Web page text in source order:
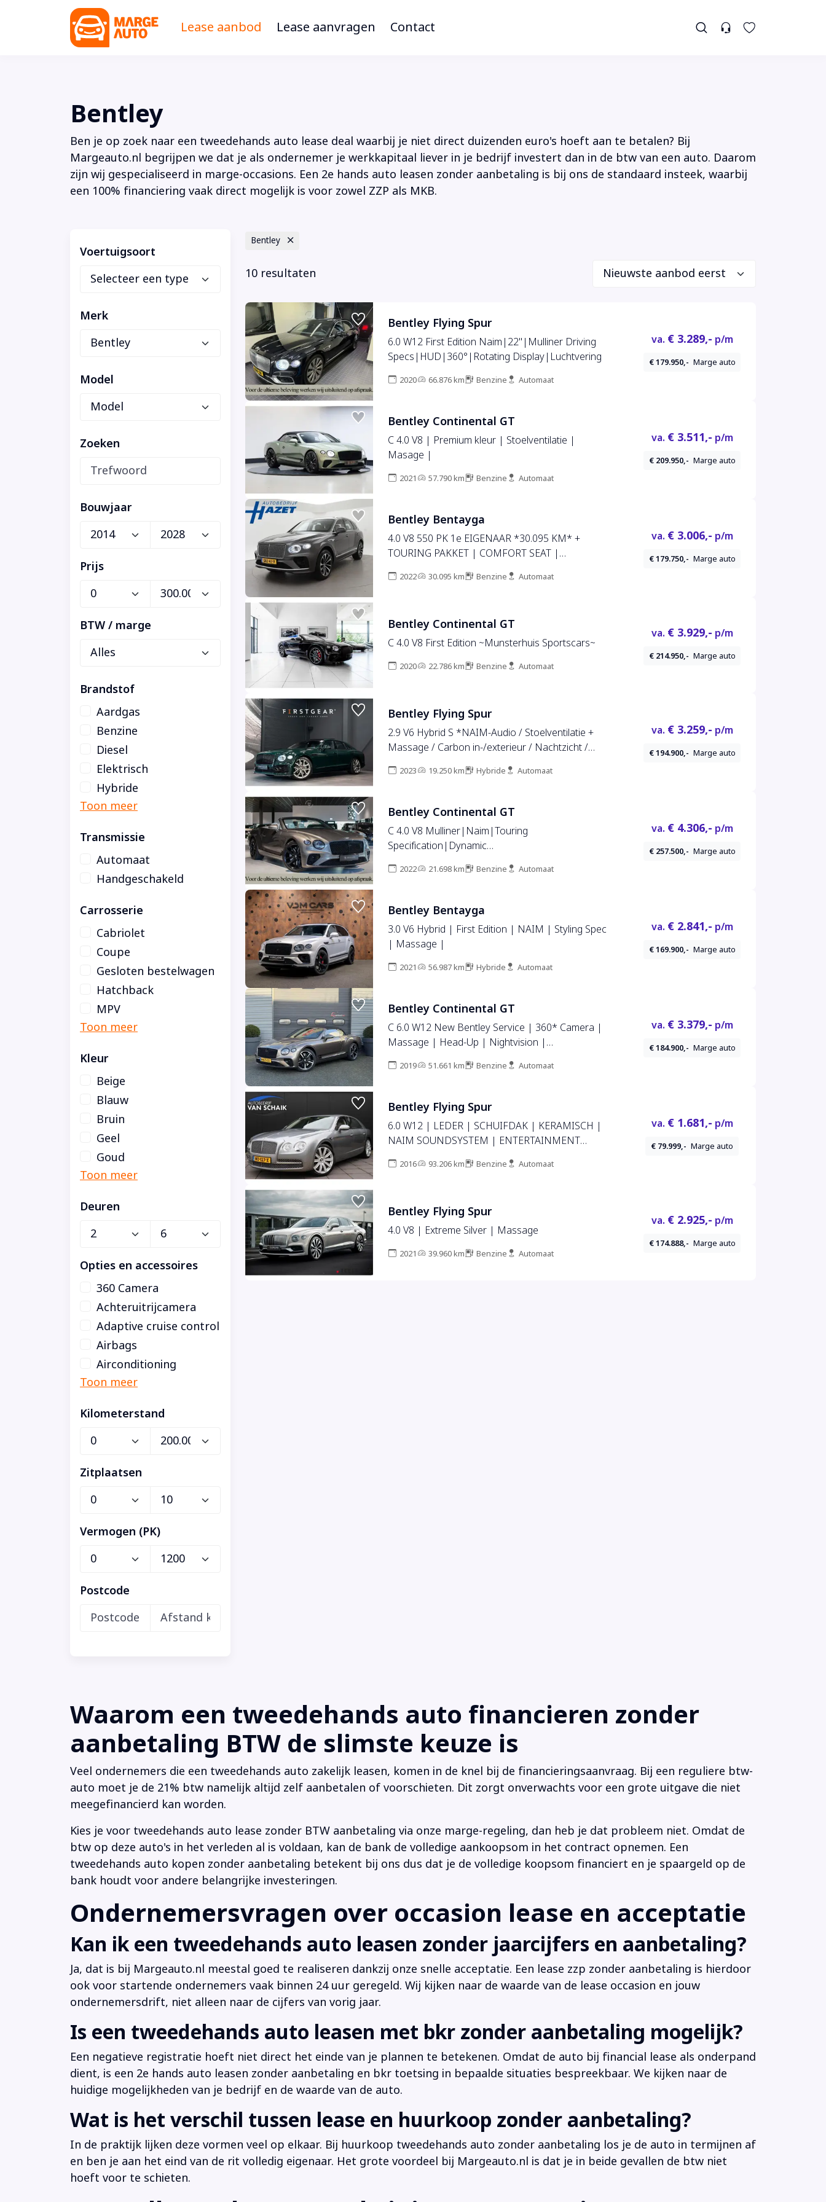
Lease aanbod Lease aanvragen Contact
Bentley
Ben je op zoek naar een tweedehands auto lease deal waarbij je niet direct duizenden euro's hoeft aan te betalen? Bij
Margeauto.nl begrijpen we dat je als ondernemer je werkkapitaal liever in je bedrijf investert dan in de btw van een auto. Daarom
zijn wij gespecialiseerd in marge-occasions. Een 2e hands auto leasen zonder aanbetaling is bij ons de standaard insteek, waarbij
een 100% financiering vaak direct mogelijk is voor zowel ZZP als MKB.
Voertuigsoort
Merk
Model
Zoeken
Bouwjaar
Prijs
BTW / marge
Brandstof
Aardgas
Benzine
Diesel
Elektrisch
Hybride
Transmissie
Automaat
Handgeschakeld
Carrosserie
Cabriolet
Coupe
Gesloten bestelwagen
Hatchback
MPV
Kleur
Beige
Blauw
Bruin
Geel
Goud
Deuren
Opties en accessoires
360 Camera
Achteruitrijcamera
Adaptive cruise control
Airbags
Airconditioning
Kilometerstand
Zitplaatsen
Vermogen (PK)
Postcode
Bentley
10 resultaten
Bentley Flying Spur
6.0 W12 First Edition Naim|22''|Mulliner Driving
Specs|HUD|360°|Rotating Display|Luchtvering
2020 66.876 km Benzine Automaat
va. € 3.289,- p/m
€ 179.950,- Marge auto
Bentley Continental GT
C 4.0 V8 | Premium kleur | Stoelventilatie |
Masage |
2021 57.790 km Benzine Automaat
va. € 3.511,- p/m
€ 209.950,- Marge auto
Bentley Bentayga
4.0 V8 550 PK 1e EIGENAAR *30.095 KM* +
TOURING PAKKET | COMFORT SEAT |
2022 30.095 km Benzine Automaat
va. € 3.006,- p/m
€ 179.750,- Marge auto
Bentley Continental GT
C 4.0 V8 First Edition ~Munsterhuis Sportscars~
2020 22.786 km Benzine Automaat
va. € 3.929,- p/m
€ 214.950,- Marge auto
Bentley Flying Spur
2.9 V6 Hybrid S *NAIM-Audio / Stoelventilatie +
Massage / Carbon in-/exterieur / Nachtzicht /
2023 19.250 km Hybride Automaat
va. € 3.259,- p/m
€ 194.900,- Marge auto
Bentley Continental GT
C 4.0 V8 Mulliner|Naim|Touring
Specification|Dynamic
ACC|360°|HUD
2022 21.698 km Benzine Automaat
va. € 4.306,- p/m
€ 257.500,- Marge auto
Bentley Bentayga
3.0 V6 Hybrid | First Edition | NAIM | Styling Spec
| Massage |
2021 56.987 km Hybride Automaat
va. € 2.841,- p/m
€ 169.900,- Marge auto
Bentley Continental GT
C 6.0 W12 New Bentley Service | 360* Camera |
Massage | Head-Up | Nightvision |
| DAB |
2019 51.661 km Benzine Automaat
va. € 3.379,- p/m
€ 184.900,- Marge auto
Bentley Flying Spur
6.0 W12 | LEDER | SCHUIFDAK | KERAMISCH |
NAIM SOUNDSYSTEM | ENTERTAINMENT
MASSAGE | CAMERA | AIRCO | CRUISE | NAVI |
2016 93.206 km Benzine Automaat
va. € 1.681,- p/m
€ 79.999,- Marge auto
Bentley Flying Spur
4.0 V8 | Extreme Silver | Massage
2021 39.960 km Benzine Automaat
va. € 2.925,- p/m
€ 174.888,- Marge auto
Waarom een tweedehands auto financieren zonder
aanbetaling BTW de slimste keuze is
Veel ondernemers die een tweedehands auto zakelijk leasen, komen in de knel bij de financieringsaanvraag. Bij een reguliere btw-
auto moet je de 21% btw namelijk altijd zelf aanbetalen of voorschieten. Dit zorgt onverwachts voor een grote uitgave die niet
meegefinancierd kan worden.
Kies je voor tweedehands auto lease zonder BTW aanbetaling via onze marge-regeling, dan heb je dat probleem niet. Omdat de
btw op deze auto's in het verleden al is voldaan, kan de bank de volledige aankoopsom in het contract opnemen. Een
tweedehands auto kopen zonder aanbetaling betekent bij ons dus dat je de volledige koopsom financiert en je spaargeld op de
bank houdt voor andere belangrijke investeringen.
Ondernemersvragen over occasion lease en acceptatie
Kan ik een tweedehands auto leasen zonder jaarcijfers en aanbetaling?
Ja, dat is bij Margeauto.nl meestal goed te realiseren dankzij onze snelle acceptatie. Een lease zzp zonder aanbetaling is hierdoor
ook voor startende ondernemers vaak binnen 24 uur geregeld. Wij kijken naar de waarde van de lease occasion en jouw
ondernemersdrift, niet alleen naar de cijfers van vorig jaar.
Is een tweedehands auto leasen met bkr zonder aanbetaling mogelijk?
Een negatieve registratie hoeft niet direct het einde van je plannen te betekenen. Omdat de auto bij financial lease als onderpand
dient, is een 2e hands auto leasen zonder aanbetaling en bkr toetsing in bepaalde situaties bespreekbaar. We kijken naar de
huidige mogelijkheden van je bedrijf en de waarde van de auto.
Wat is het verschil tussen lease en huurkoop zonder aanbetaling?
In de praktijk lijken deze vormen veel op elkaar. Bij huurkoop tweedehands auto zonder aanbetaling los je de auto in termijnen af
en ben je aan het eind van de rit volledig eigenaar. Het grote voordeel bij Margeauto.nl is dat je in beide gevallen de btw niet
hoeft voor te schieten.